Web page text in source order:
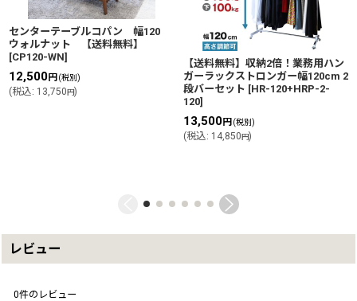
センターテーブルコパン 幅120
ウォルナット 【送料無料】
[CP120-WN]
12,500円 (税別)
(税込: 13,750円)
【送料無料】収納2倍！業務用ハン
ガーラックストロンガー幅120cm 2
段バーセット [HR-120+HRP-2-
120]
13,500円 (税別)
(税込: 14,850円)
レビュー
0件のレビュー